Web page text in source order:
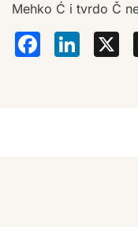
Mehko Ć i tvrdo Č